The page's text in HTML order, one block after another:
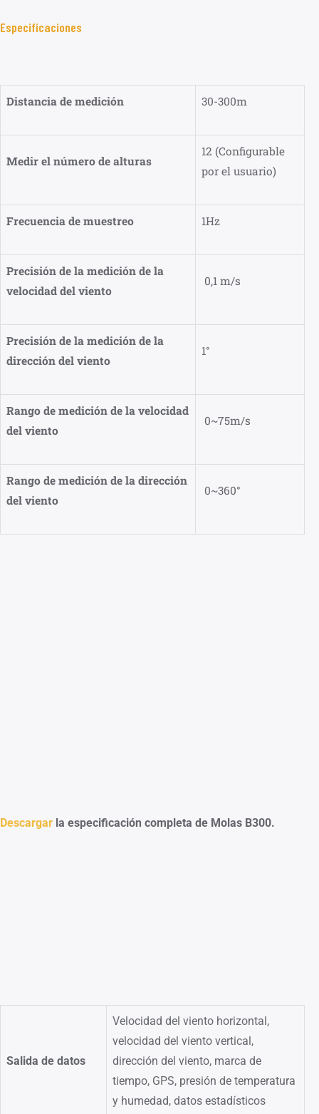
Especificaciones
Distancia de medición 30-300m
Medir el número de alturas
12 (Configurable
por el usuario)
Frecuencia de muestreo 1Hz
Precisión de la medición de la
velocidad del viento
0,1 m/s
Precisión de la medición de la
dirección del viento
1°
Rango de medición de la velocidad
del viento
0~75m/s
Rango de medición de la dirección
del viento
0~360°
Descargar la especificación completa de Molas B300.
Salida de datos
Velocidad del viento horizontal,
velocidad del viento vertical,
dirección del viento, marca de
tiempo, GPS, presión de temperatura
y humedad, datos estadísticos